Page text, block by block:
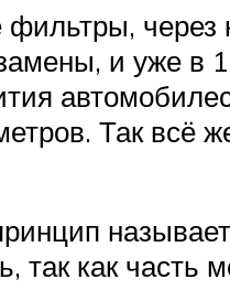
через
и уже в
Так всё
так как часть